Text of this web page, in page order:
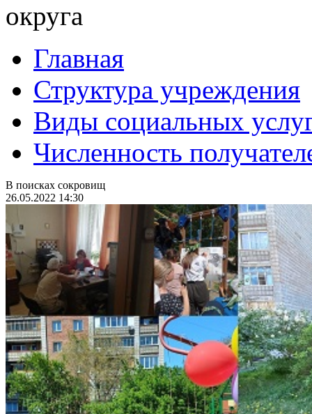
округа
Главная
Структура учреждения
Виды социальных
Численность
В поисках сокровищ
26.05.2022 14:30